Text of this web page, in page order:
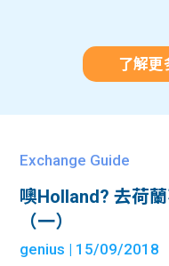
了解更
Exchange Guide
噢Holland? 去荷
（一）
genius | 15/09/2018